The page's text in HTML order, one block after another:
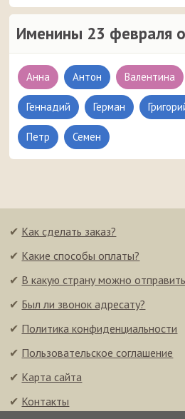
Именины 23 февраля
Анна Антон Валентина
Геннадий Герман
Петр Семен
✔ Как сделать заказ?
✔ Какие способы оплаты?
✔ В какую страну можно
✔ Был ли звонок адресату?
✔ Политика конфиденциальности
✔ Пользовательское соглашение
✔ Карта сайта
✔ Контакты